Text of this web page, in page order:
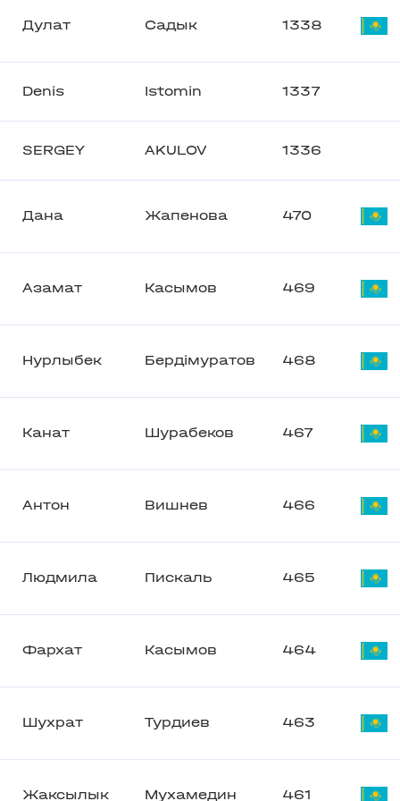
Дулат Садык 1338
Denis Istomin 1337
SERGEY AKULOV 1336
Дана Жапенова 470
Азамат Касымов 469
Нурлыбек Бердімуратов 468
Канат Шурабеков 467
Антон Вишнев 466
Людмила Пискаль 465
Фархат Касымов 464
Шухрат Турдиев 463
Жаксылык Мухамедин 461